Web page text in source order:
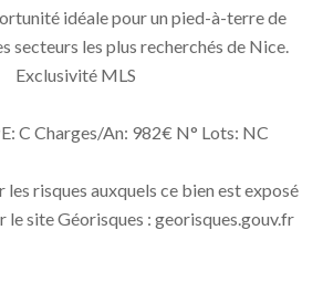
idéale pour un pied-à-terre de
secteurs les plus recherchés de Nice.
Exclusivité MLS
C Charges/An: 982€ N° Lots: NC
risques auxquels ce bien est exposé
le site Géorisques : georisques.gouv.fr